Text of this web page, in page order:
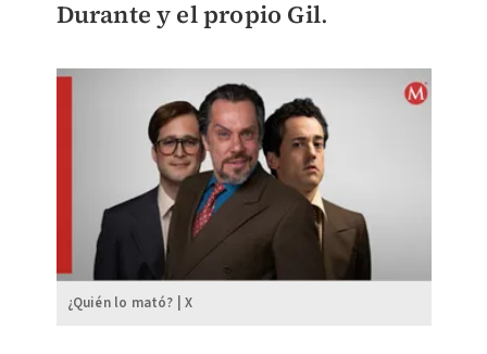
Durante y el propio Gil.
¿Quién lo mató? | X